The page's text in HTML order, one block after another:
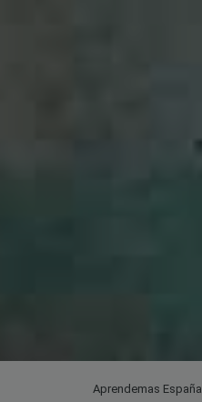
Aprendemas España